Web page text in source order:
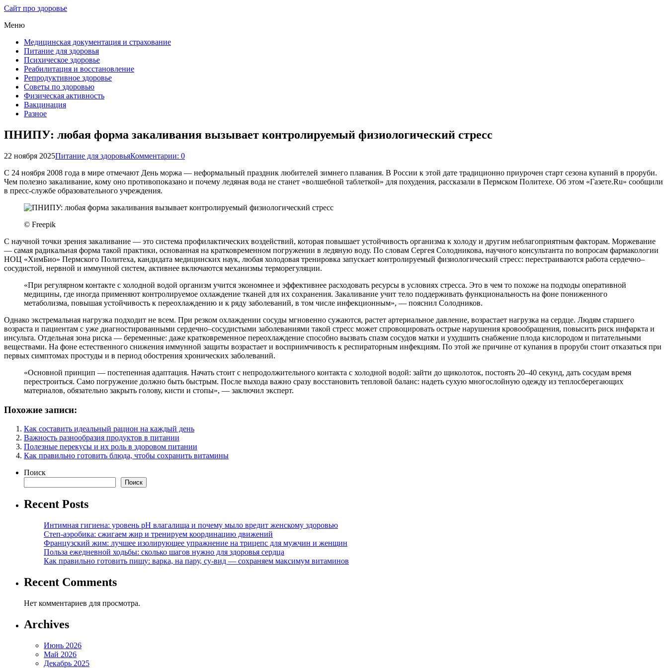
Сайт про здоровье
Меню
Медицинская документация и страхование
Питание для здоровья
Психическое здоровье
Реабилитация и восстановление
Репродуктивное здоровье
Советы по здоровью
Физическая активность
Вакцинация
Разное
ПНИПУ: любая форма закаливания вызывает контролируемый физиологический стресс
22 ноября 2025Питание для здоровьяКомментарии: 0
С 24 ноября 2008 года в мире отмечают День моржа — неформальный праздник любителей зимнего плавания. В России к этой дате традиционно приурочен старт сезона купаний в проруби.
Чем полезно закаливание, кому оно противопоказано и почему ледяная вода не станет «волшебной таблеткой» для похудения, рассказали в Пермском Политехе. Об этом «Газете.Ru» сообщили
в пресс-службе образовательного учреждения.
© Freepik
С научной точки зрения закаливание — это система профилактических воздействий, которая повышает устойчивость организма к холоду и другим неблагоприятным факторам. Моржевание
— самая радикальная форма такой практики, основанная на кратковременном погружении в ледяную воду. По словам Сергея Солодникова, научного консультанта по вопросам фармакологии
НОЦ «ХимБио» Пермского Политеха, кандидата медицинских наук, любая холодовая тренировка запускает контролируемый физиологический стресс: перестраиваются работа сердечно–
сосудистой, нервной и иммунной систем, активнее включаются механизмы терморегуляции.
«При регулярном контакте с холодной водой организм учится экономнее и эффективнее расходовать ресурсы в условиях стресса. Это в чем то похоже на подходы оперативной
медицины, где иногда применяют контролируемое охлаждение тканей для их сохранения. Закаливание учит тело поддерживать функциональность на фоне пониженного
метаболизма, повышая устойчивость к переохлаждению и к ряду заболеваний, в том числе инфекционным», — пояснил Солодников.
Однако экстремальная нагрузка подходит не всем. При резком охлаждении сосуды мгновенно сужаются, растет артериальное давление, возрастает нагрузка на сердце. Людям старшего
возраста и пациентам с уже диагностированными сердечно–сосудистыми заболеваниями такой стресс может спровоцировать острые нарушения кровообращения, повысить риск инфаркта и
инсульта. Отдельная зона риска — беременные: даже кратковременное переохлаждение способно вызвать спазм сосудов матки и ухудшить снабжение плода кислородом и питательными
веществами. На фоне естественного снижения иммунной защиты возрастает и восприимчивость к респираторным инфекциям. По этой же причине от купания в проруби стоит отказаться при
первых симптомах простуды и в период обострения хронических заболеваний.
«Основной принцип — постепенная адаптация. Начать стоит с непродолжительного контакта с холодной водой: зайти до щиколоток, постоять 20–40 секунд, дать сосудам время
перестроиться. Само погружение должно быть быстрым. После выхода важно сразу восстановить тепловой баланс: надеть сухую многослойную одежду из теплосберегающих
материалов, обязательно закрыть голову, кисти и стопы», — заключил эксперт.
Похожие записи:
Как составить идеальный рацион на каждый день
Важность разнообразия продуктов в питании
Полезные перекусы и их роль в здоровом питании
Как правильно готовить блюда, чтобы сохранить витамины
Поиск
Поиск
Recent Posts
Интимная гигиена: уровень pH влагалища и почему мыло вредит женскому здоровью
Степ-аэробика: сжигаем жир и тренируем координацию движений
Французский жим: лучшее изолирующее упражнение на трицепс для мужчин и женщин
Польза ежедневной ходьбы: сколько шагов нужно для здоровья сердца
Как правильно готовить пищу: варка, на пару, су-вид — сохраняем максимум витаминов
Recent Comments
Нет комментариев для просмотра.
Archives
Июнь 2026
Май 2026
Декабрь 2025